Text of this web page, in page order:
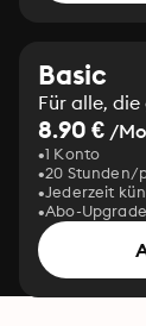
Basic
Für alle,
8.90 € /
1 Konto
20 Stunden/
Jederzeit
Abo-